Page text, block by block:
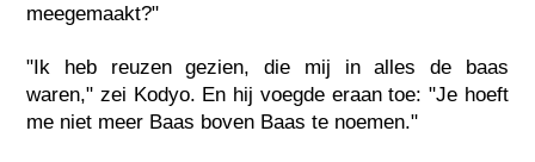
meegemaakt?"
"Ik heb reuzen gezien, die mij in alles de baas
waren," zei Kodyo. En hij voegde eraan toe: "Je hoeft
me niet meer Baas boven Baas te noemen."